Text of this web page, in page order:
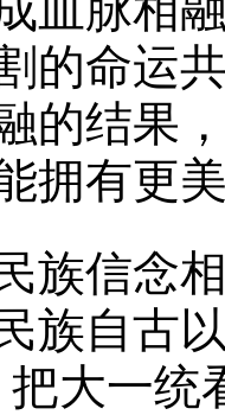
血脉相
的命运
的结果
拥有更
念相同
族自古
把大一